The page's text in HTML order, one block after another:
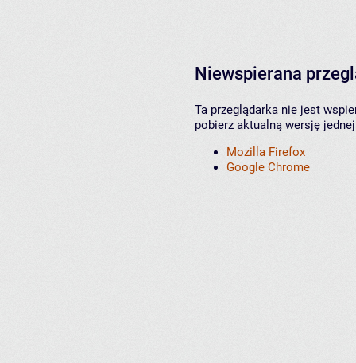
Niewspierana
Ta przeglądarka nie jest
pobierz aktualną wersję
Mozilla Firefox
Google Chrome